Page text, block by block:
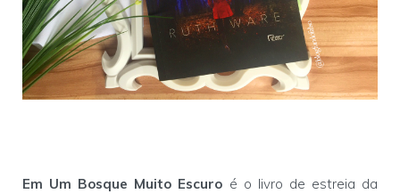
Em Um Bosque Muito Escuro é o livro de estreia da